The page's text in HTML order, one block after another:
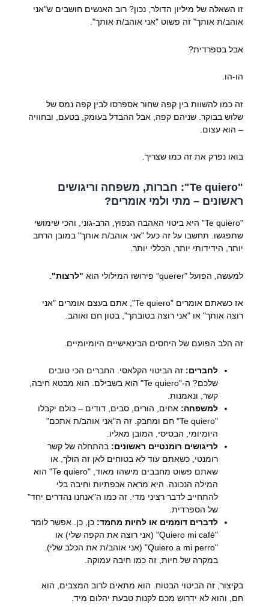
זו השאלה של מיליון הדולר, נכון? רוב האנשים חושבים ש"אני
אוהב/ת אותך" זה פשוט "אני אוהב/ת אותך".
אבל בספרדית?
הו-הו.
זה כמו להשוות בין קפה שחור אספרסו לבין קפה נמס של
שלוש בבוקר. שניהם קפה, אבל ההבדל בעומק, בטעם, ובחוויה
– הוא עצום.
בואו נפרק את זה כמו שצריך.
"Te quiero": חברות, משפחה וריגושים
ראשונים – מתי ולמי אומרים?
"Te quiero" היא ביטוי האהבה הנפוץ, הרב-גוני, והכי שימושי
שתפגשו. תחשבו על זה כעל "אני אוהב/ת אותך" במובן הרחב
יותר, הידידותי יותר, הכללי יותר.
למעשה, הפועל "querer" פירושו המילולי הוא "לרצות"
אז כשאתם אומרים "Te quiero", אתם בעצם אומרים "אני
רוצה אותך" או "אני רוצה בטובתך", בטון חם ואוהב.
זה הלב הפועם של היחסים הבינאישיים היומיומיים.
לחברים: זה הביטוי הקלאסי. החברים הכי טובים
שלכם? ה-"Te quiero" הוא בשבילם. הוא מבטא חיבה,
קשר, ונאמנות.
למשפחה: אחים, הורים, סבים, דודים – כולם יקבלו
"Te quiero" חם ומחבק. זה ה"אני אוהב/ת אתכם"
היומיומי, הבסיסי, המובן מאליו.
לריגושים רומנטיים ראשונים: בהתחלה של קשר
רומנטי, כשאתם עוד לא בטוחים לאן זה הולך, או
שאתם פשוט מחבבים מישהו מאוד, "Te quiero" הוא
המילה הנכונה. היא מראה אכפתיות וחיבה בלי
להתחייב לדבר רציני מדי. זה כמו ה"אנחנו נהדרים יחד"
של הספרדית.
לדברים דוממים או לחיות מחמד: כן, כן. אפשר לומר
"Quiero mi café" (אני רוצה את הקפה שלי) או
"Quiero a mi perro" (אני אוהב/ת את הכלב שלי).
במקרה של חיות, זה כמו חיבה עמוקה.
בקיצור, זה הביטוי הבטוח. הוא מתאים לרוב המצבים, הוא
חם, והוא לא ידרוש מכם לקנות טבעת יהלום מיד.